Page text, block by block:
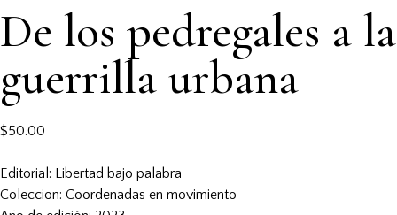
De los pedregales a la
guerrilla urbana
$50.00
Editorial: Libertad bajo palabra
Coleccion: Coordenadas en movimiento